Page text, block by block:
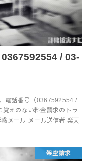
/ 03-
電話番号（0367592554 /
えのない料金請求のトラ
メール メール送信者 楽天
架空請求